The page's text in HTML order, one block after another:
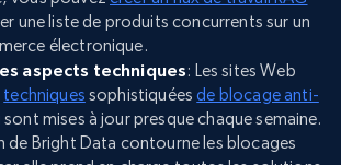
une liste de produits concurrents sur un
électronique.
aspects techniques: Les sites Web
techniques sophistiquéesde blocage anti-
sont mises à jour presque chaque semaine.
de Bright Data contourne les blocages